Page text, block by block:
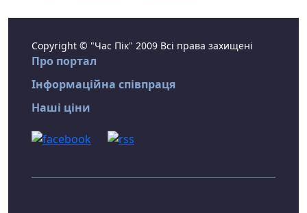
Copyright © "Час Пік" 2009 Всі права захищені
Про портал
Інформаційна співпраця
Наші ціни